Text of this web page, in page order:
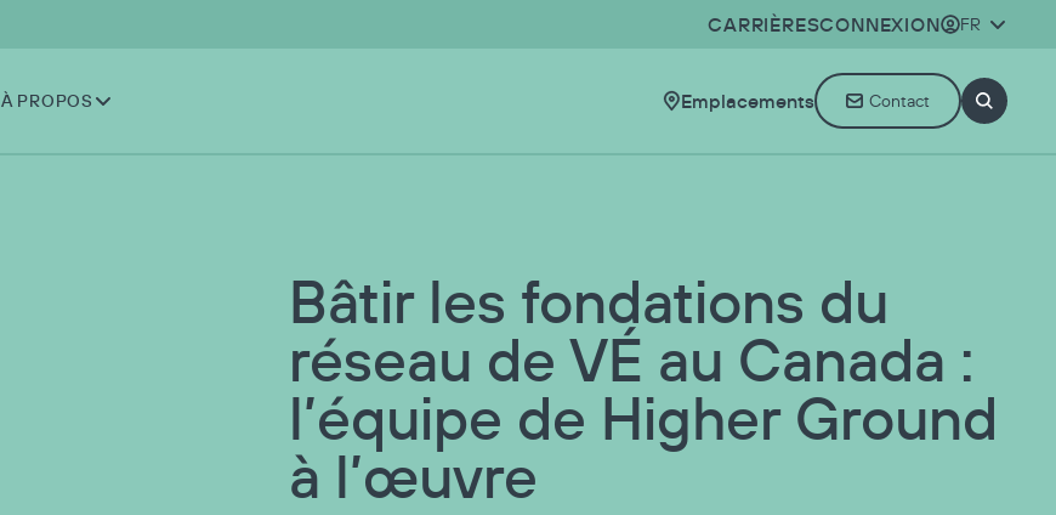
CARRIÈRESCONNEXION FR
À PROPOS Emplacements Contact
Bâtir les fondations du
réseau de VÉ au Canada :
l’équipe de Higher Ground
à l’œuvre